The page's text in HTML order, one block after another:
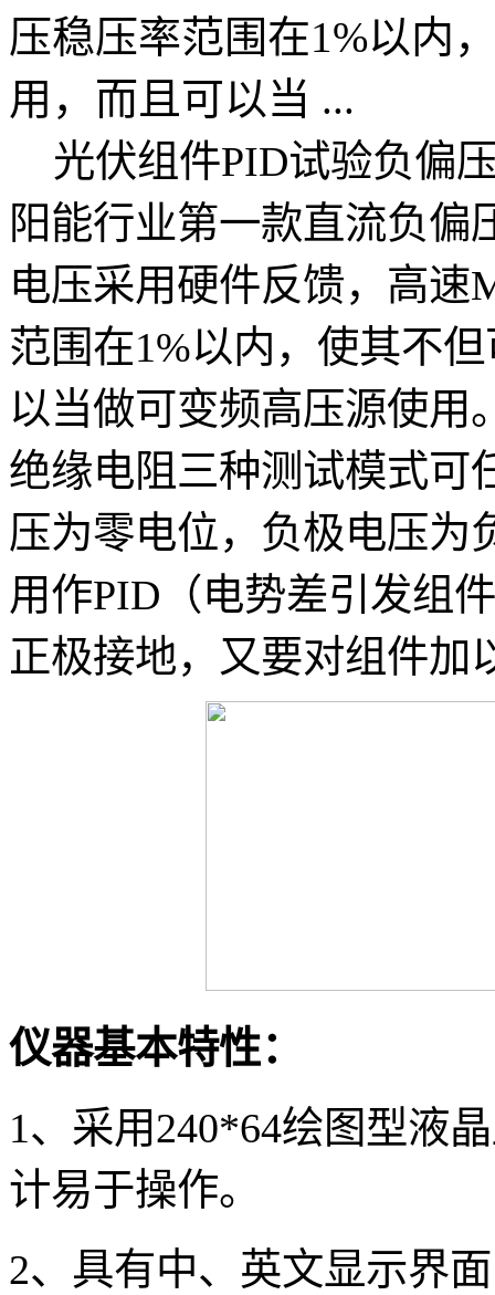
压稳压率范围在1%以内
用，而且可以当 ...
光伏组件PID试验负偏
阳能行业第一款直流负偏
电压采用硬件反馈，高速
范围在1%以内，使其不
以当做可变频高压源使用
绝缘电阻三种测试模式可
压为零电位，负极电压为
用作PID （电势差引发组
正极接地，又要对组件加
仪器基本特性：
1、采用240*64绘图型液
计易于操作。
2、具有中、英文显示界